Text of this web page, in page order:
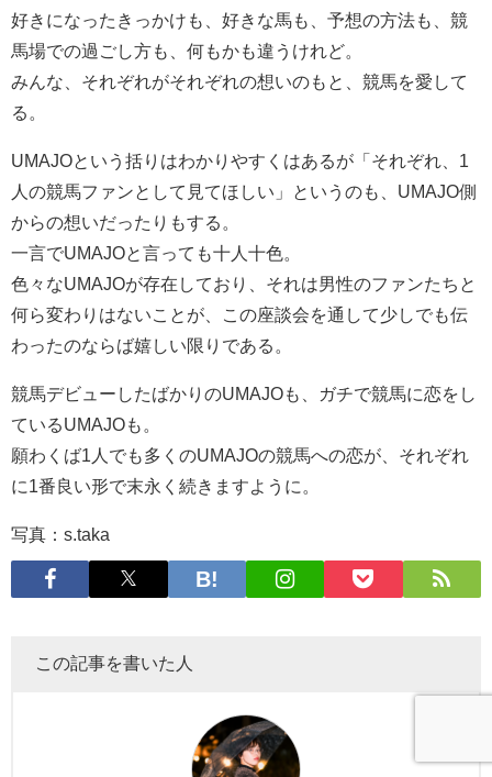
好きになったきっかけも、好きな馬も、予想の方法も、競
馬場での過ごし方も、何もかも違うけれど。
みんな、それぞれがそれぞれの想いのもと、競馬を愛して
る。
UMAJOという括りはわかりやすくはあるが「それぞれ、1
人の競馬ファンとして見てほしい」というのも、UMAJO側
からの想いだったりもする。
一言でUMAJOと言っても十人十色。
色々なUMAJOが存在しており、それは男性のファンたちと
何ら変わりはないことが、この座談会を通して少しでも伝
わったのならば嬉しい限りである。
競馬デビューしたばかりのUMAJOも、ガチで競馬に恋をし
ているUMAJOも。
願わくば1人でも多くのUMAJOの競馬への恋が、それぞれ
に1番良い形で末永く続きますように。
写真：s.taka
この記事を書いた人